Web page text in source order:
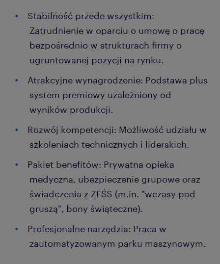
Stabilność przede wszystkim:
Zatrudnienie w oparciu o umowę o pracę
bezpośrednio w strukturach firmy o
ugruntowanej pozycji na rynku.
Atrakcyjne wynagrodzenie: Podstawa plus
system premiowy uzależniony od
wyników produkcji.
Rozwój kompetencji: Możliwość udziału w
szkoleniach technicznych i liderskich.
Pakiet benefitów: Prywatna opieka
medyczna, ubezpieczenie grupowe oraz
świadczenia z ZFŚS (m.in. "wczasy pod
gruszą", bony świąteczne).
Profesjonalne narzędzia: Praca w
zautomatyzowanym parku maszynowym.